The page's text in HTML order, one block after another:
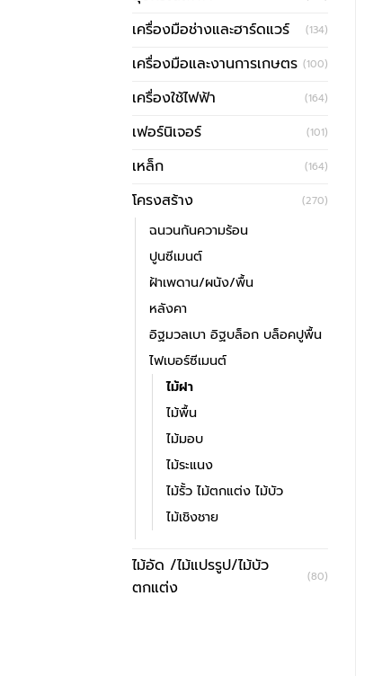
เครื่องมือช่างและฮาร์ดแวร์ (134)
เครื่องมือและงานการเกษตร (100)
เครื่องใช้ไฟฟ้า (164)
เฟอร์นิเจอร์ (101)
เหล็ก (164)
โครงสร้าง (270)
ฉนวนกันความร้อน
ปูนซีเมนต์
ฝ้าเพดาน/ผนัง/พื้น
หลังคา
อิฐมวลเบา อิฐบล็อก บล็อคปูพื้น
ไฟเบอร์ซีเมนต์
ไม้ฝา
ไม้พื้น
ไม้มอบ
ไม้ระแนง
ไม้รั้ว ไม้ตกแต่ง ไม้บัว
ไม้เชิงชาย
ไม้อัด /ไม้แปรรูป/ไม้บัว
ตกแต่ง
(80)